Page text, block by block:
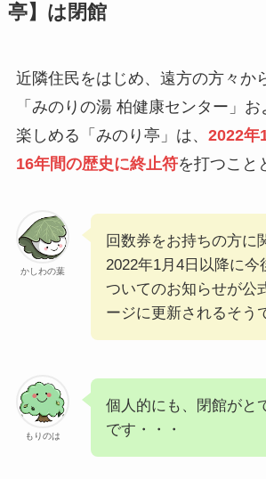
亭】は閉館
近隣住民をはじめ、遠方の方々か
「みのりの湯 柏健康センター」
楽しめる「みのり亭」は、 2022年
16年間の歴史に終止符を打つこと
かしわの葉
回数券をお持ちの方に
2022年1月4日以降に今
ついてのお知らせが公
ージに更新されるそう
もりのは
個人的にも、閉館がと
です・・・